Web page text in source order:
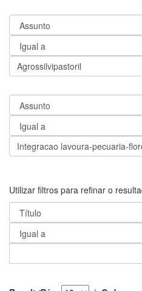
Utilizar filtros para refinar o